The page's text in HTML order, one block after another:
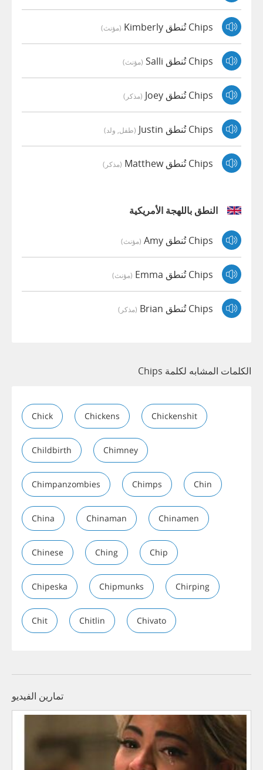
Chips تُنطق Kimberly (مؤنث)
Chips تُنطق Salli (مؤنث)
Chips تُنطق Joey (مذكر)
Chips تُنطق Justin (طفل, ولد)
Chips تُنطق Matthew (مذكر)
النطق باللهجة الأمريكية
Chips تُنطق Amy (مؤنث)
Chips تُنطق Emma (مؤنث)
Chips تُنطق Brian (مذكر)
الكلمات المشابه لكلمة Chips
Chick Chickens Chickenshit
Childbirth Chimney
Chimpanzombies Chimps Chin
China Chinaman Chinamen
Chinese Ching Chip
Chipeska Chipmunks Chirping
Chit Chitlin Chivato
تمارين الفيديو